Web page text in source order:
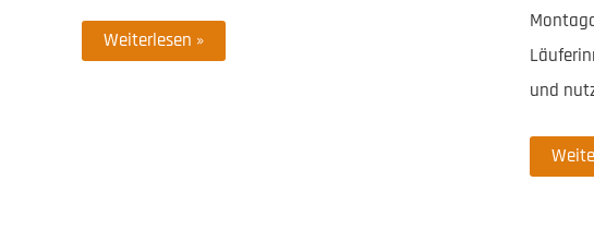
Wandern
für
Weiterlesen »
und